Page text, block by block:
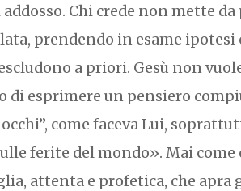
Chi crede non mette
prendendo in esame
a priori. Gesù non
di esprimere un pensiero
come faceva Lui,
ferite del mondo». Mai come
attenta e profetica, che apra